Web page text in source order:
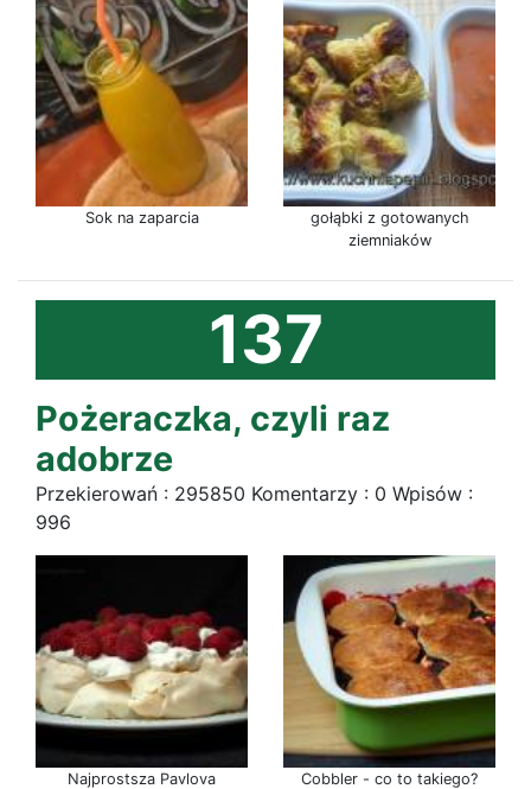
Sok na zaparcia
gołąbki z gotowanych
ziemniaków
137
Pożeraczka, czyli raz
adobrze
Przekierowań : 295850 Komentarzy : 0 Wpisów :
996
Najprostsza Pavlova Cobbler - co to takiego?